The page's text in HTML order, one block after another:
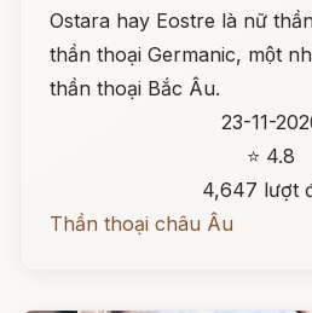
Ostara hay Eostre là nữ
thần thoại Germanic, một
thần thoại Bắc Âu.
23-11-
⭐ 4.8
4,647 lượt
Thần thoại châu Âu